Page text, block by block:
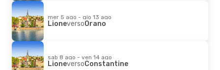
mer 5 ago - gio 13 ago
LioneversoOrano
sab 8 ago - ven 14 ago
LioneversoConstantine